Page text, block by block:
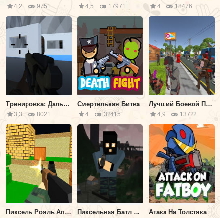
4,2 9751 4,5 17971 4 18476
Тренировка: Дальность Стрельбы
3,3 8021
Смертельная Битва
4 32415
Лучший Боевой Пиксель Рояль Мультиплеер
4,9 13722
Пиксель Рояль Апокалипсис Пиксельная Батл Рояль 3Д Атака На Толстяка